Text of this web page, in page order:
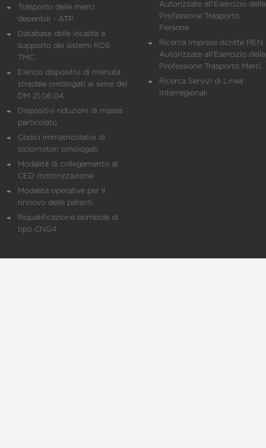
Trasporto delle merci
deperibili - ATP
Database delle località a
supporto dei sistemi RDS
TMC
Elenco dispositivi di ritenuta
stradale omologati ai sensi del
DM 21.06.04
Dispositivi riduzioni di massa
particolato
Codici immatricolativi di
ciclomotori omologati
Modalità di collegamento al
CED motorizzazione
Modalità operative per il
rinnovo delle patenti
Riqualificazione bombole di
tipo CNG4
Autorizzate all'Esercizio della
Professione Trasporto
Persone
Ricerca Imprese iscritte REN
Autorizzate all'Esercizio della
Professione Trasporto Merci
Ricerca Servizi di Linea
Interregionali